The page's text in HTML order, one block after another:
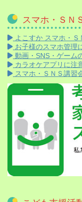
スマホ・ＳＮ
よこすか スマホ・Ｓ
お子様のスマホ管理
動画・SNS・ゲーム
カラオケアプリに注
スマホ・ＳＮＳ講習